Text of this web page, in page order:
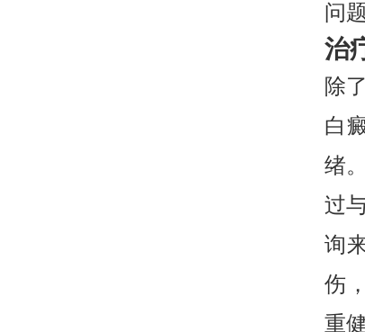
问
治
除
白
绪
过
询
伤
重